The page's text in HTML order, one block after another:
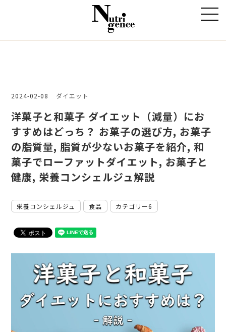
2024-02-08 ダイエット
洋菓子と和菓子 ダイエット（減量）にお
すすめはどっち？ お菓子の選び方, お菓子
の脂質量, 脂質が少ないお菓子を紹介, 和
菓子でローファットダイエット, お菓子と
健康, 栄養コンシェルジュ解説
栄養コンシェルジュ 食品 カテゴリー6